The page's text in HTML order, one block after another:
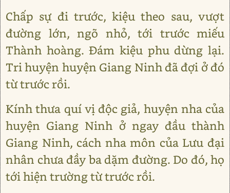
Chấp sự đi trước, kiệu theo sau, vượt
đường lớn, ngõ nhỏ, tới trước miếu
Thành hoàng. Đám kiệu phu dừng lại.
Tri huyện huyện Giang Ninh đã đợi ở đó
từ trước rồi.
Kính thưa quí vị độc giả, huyện nha của
huyện Giang Ninh ở ngay đầu thành
Giang Ninh, cách nha môn của Lưu đại
nhân chưa đầy ba dặm đường. Do đó, họ
tới hiện trường từ trước rồi.